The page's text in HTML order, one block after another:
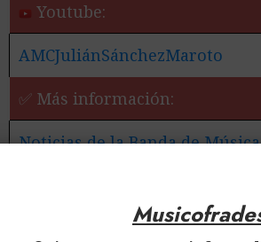
Youtube:
AMCJuliánSánchezMaroto
✅ Más información:
Noticias de la Banda de Música